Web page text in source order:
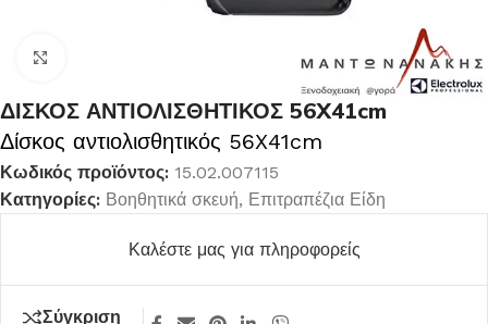
ΔΙΣΚΟΣ ΑΝΤΙΟΛΙΣΘΗΤΙΚΟΣ 56X41cm
Δίσκος αντιολισθητικός 56X41cm
Κωδικός προϊόντος: 15.02.007115
Κατηγορίες: Βοηθητικά σκευή, Επιτραπέζια Είδη
Καλέστε μας για πληροφορείς
Σύγκριση